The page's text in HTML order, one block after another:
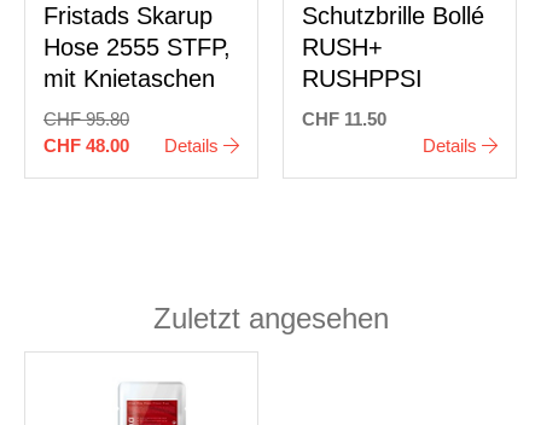
Fristads Skarup
Hose 2555 STFP,
mit Knietaschen
CHF 95.80
CHF 48.00
Details
Schutzbrille Bollé
RUSH+
RUSHPPSI
CHF 11.50
Details
Zuletzt angesehen